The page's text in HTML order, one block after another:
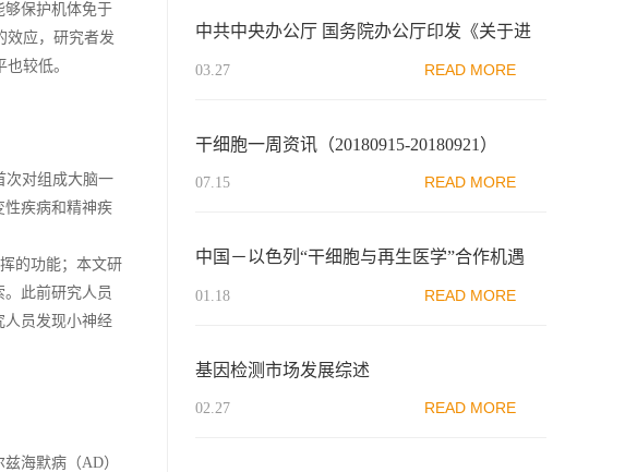
够保护机体免于
效应，研究者发
较低。
次对组成大脑一
疾病和精神疾
的功能；本文研
此前研究人员
人员发现小神经
海默病（AD）
中共中央办公厅 国务院办公厅印发《关于进
一步完善医疗卫生服务体系的意见》
03.27 READ MORE
干细胞一周资讯（20180915-20180921）
07.15 READ MORE
中国－以色列“干细胞与再生医学”合作机遇
01.18 READ MORE
基因检测市场发展综述
02.27 READ MORE